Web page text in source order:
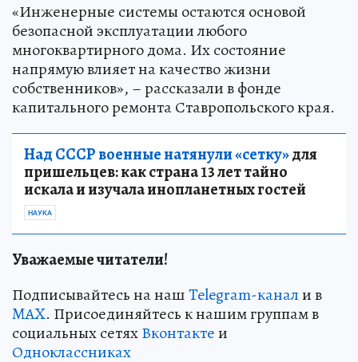
«Инженерные системы остаются основой
безопасной эксплуатации любого
многоквартирного дома. Их состояние
напрямую влияет на качество жизни
собственников», – рассказали в фонде
капитального ремонта Ставропольского края.
Над СССР военные натянули «сетку»для
пришельцев: как страна 13 лет тайно
искала и изучала инопланетных гостей
НАУКА
Уважаемые читатели!
Подписывайтесь на нашTelegram-канали в
MAX. Присоединяйтесь к нашим группам в
социальных сетяхВконтактеи
Одноклассниках